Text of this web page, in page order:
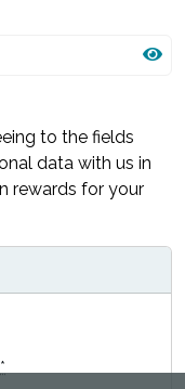
to the fields
data with us in
rewards for your
*